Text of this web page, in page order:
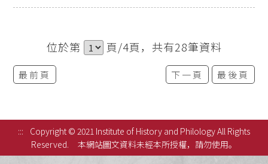
位於第 頁/4頁，共有28筆資料
最前頁 下一頁 最後頁
:::
Copyright © 2021 Institute of History and Philology All Rights
Reserved.
本網站圖文資料未經本所授權，請勿使用。